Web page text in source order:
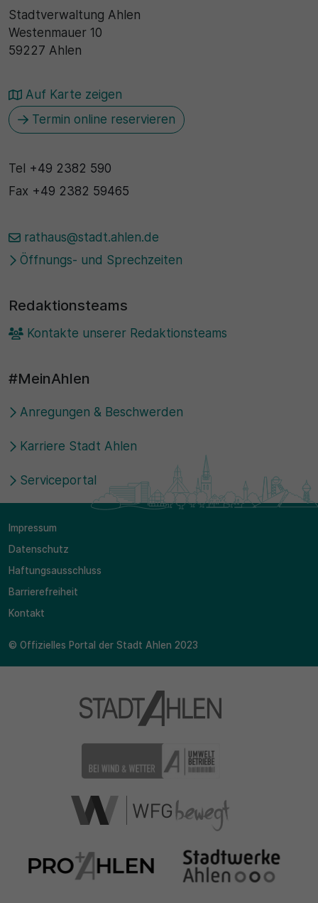
Stadtverwaltung Ahlen
Westenmauer 10
59227 Ahlen
Auf Karte zeigen
Termin online reservieren
Tel +49 2382 590
Fax +49 2382 59465
rathaus@stadt.ahlen.de
Öffnungs- und Sprechzeiten
Redaktionsteams
Kontakte unserer Redaktionsteams
#MeinAhlen
Anregungen & Beschwerden
Karriere Stadt Ahlen
Serviceportal
Impressum
Datenschutz
Haftungsausschluss
Barrierefreiheit
Kontakt
© Offizielles Portal der Stadt Ahlen 2023